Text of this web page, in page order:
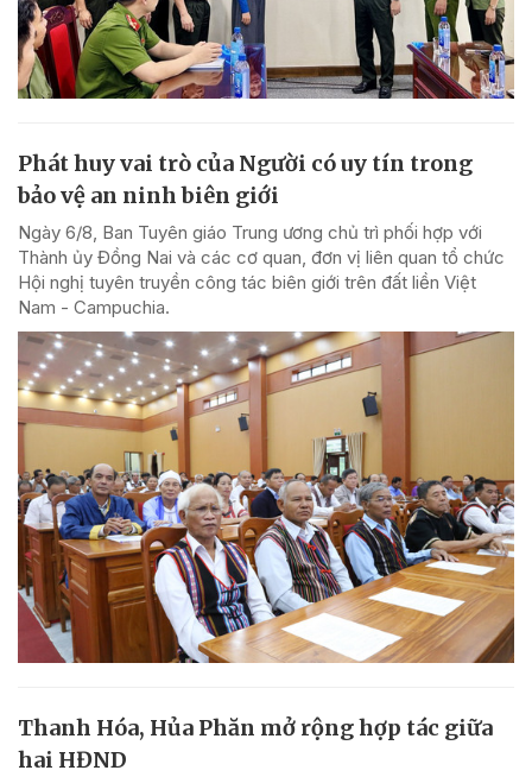
Phát huy vai trò của Người có uy tín trong
bảo vệ an ninh biên giới
Ngày 6/8, Ban Tuyên giáo Trung ương chủ trì phối hợp với
Thành ủy Đồng Nai và các cơ quan, đơn vị liên quan tổ chức
Hội nghị tuyên truyền công tác biên giới trên đất liền Việt
Nam - Campuchia.
Thanh Hóa, Hủa Phăn mở rộng hợp tác giữa
hai HĐND